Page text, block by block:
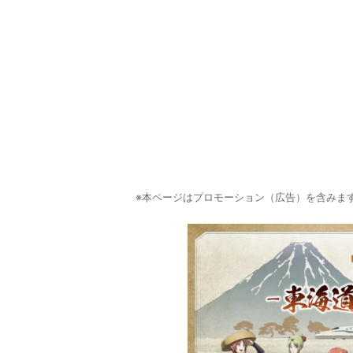
※本ページはプロモーション（広告）を含みま